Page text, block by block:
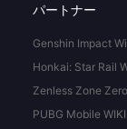
パートナー
Genshin Impact
Honkai: Star Rail
Zenless Zone
PUBG Mobile WIKI